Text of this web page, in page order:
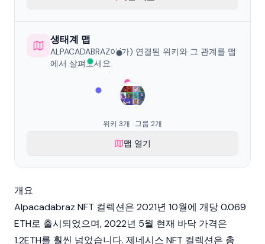
생태계 맵
ALPACADABRAZ이(가) 연결된 위키와 그 관계를 맵
에서 살펴보세요.
위키 3개 · 그룹 2개
맵 열기
개요
Alpacadabraz NFT 컬렉션은 2021년 10월에 개당 0.069
ETH로 출시되었으며, 2022년 5월 현재 바닥 가격은
1.2ETH를 훨씬 넘었습니다. 제네시스 NFT 컬렉션은 총